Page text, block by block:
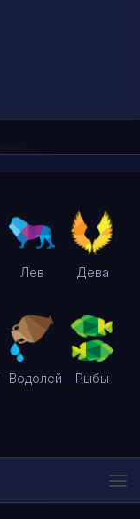
Лев Дева
Водолей Рыбы